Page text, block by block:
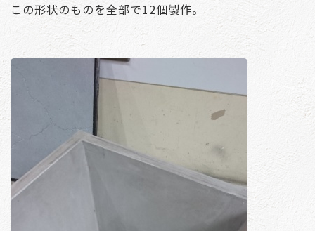
この形状のものを全部で12個製作。